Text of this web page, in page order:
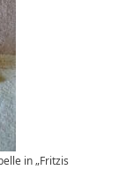
in „Fritzis